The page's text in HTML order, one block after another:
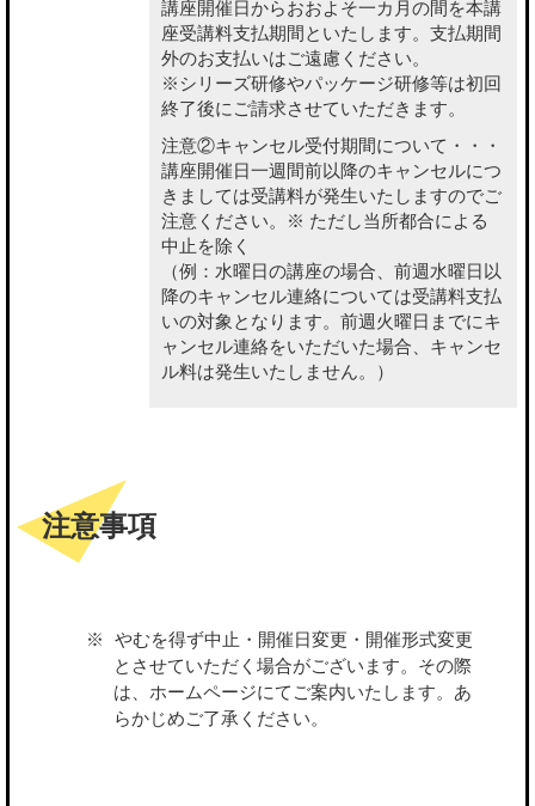
講座開催日からおおよそ一カ月の間を本講
座受講料支払期間といたします。支払期間
外のお支払いはご遠慮ください。
※シリーズ研修やパッケージ研修等は初回
終了後にご請求させていただきます。
注意②キャンセル受付期間について・・・
講座開催日一週間前以降のキャンセルにつ
きましては受講料が発生いたしますのでご
注意ください。※ ただし当所都合による
中止を除く
（例：水曜日の講座の場合、前週水曜日以
降のキャンセル連絡については受講料支払
いの対象となります。前週火曜日までにキ
ャンセル連絡をいただいた場合、キャンセ
ル料は発生いたしません。）
注意事項
やむを得ず中止・開催日変更・開催形式変更
とさせていただく場合がございます。その際
は、ホームページにてご案内いたします。あ
らかじめご了承ください。